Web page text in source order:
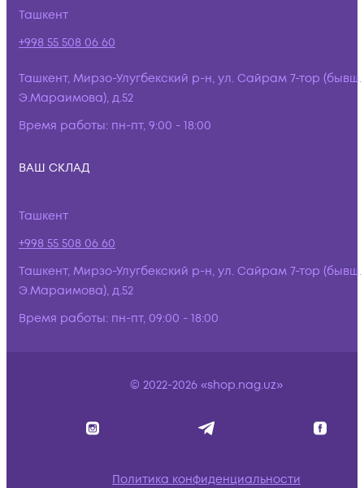
Ташкент
+998 55 508 06 60
Ташкент, Мирзо-Улугбекский р-н, ул. Сайрам 7-тор (бывш.
Э.Мараимова), д.52
Время работы: пн-пт, 9:00 - 18:00
ВАШ СКЛАД
Ташкент
+998 55 508 06 60
Ташкент, Мирзо-Улугбекский р-н, ул. Сайрам 7-тор (бывш.
Э.Мараимова), д.52
Время работы: пн-пт, 09:00 - 18:00
© 2022-2026 «shop.nag.uz»
Политика конфиденциальности